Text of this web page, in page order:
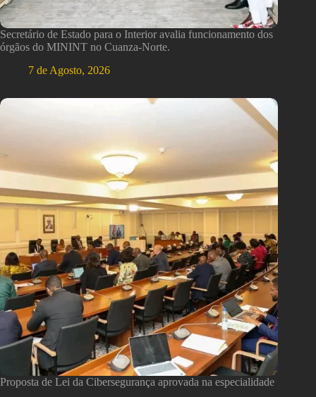
Secretário de Estado para o Interior avalia funcionamento dos
órgãos do MININT no Cuanza-Norte.
7 de Agosto, 2026
Proposta de Lei da Cibersegurança aprovada na especialidade